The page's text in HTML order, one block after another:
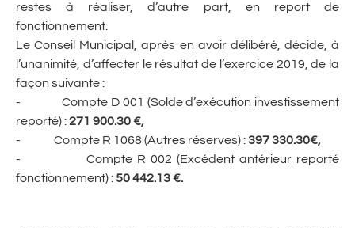
restes à réaliser, d’autre part, en report de
fonctionnement.
Le Conseil Municipal, après en avoir délibéré, décide, à
l’unanimité, d’affecter le résultat de l’exercice 2019, de la
façon suivante :
- Compte D 001 (Solde d’exécution investissement
reporté) :271 900.30 €,
- Compte R 1068 (Autres réserves) :397 330.30€,
- Compte R 002 (Excédent antérieur reporté
fonctionnement) :50 442.13 €.